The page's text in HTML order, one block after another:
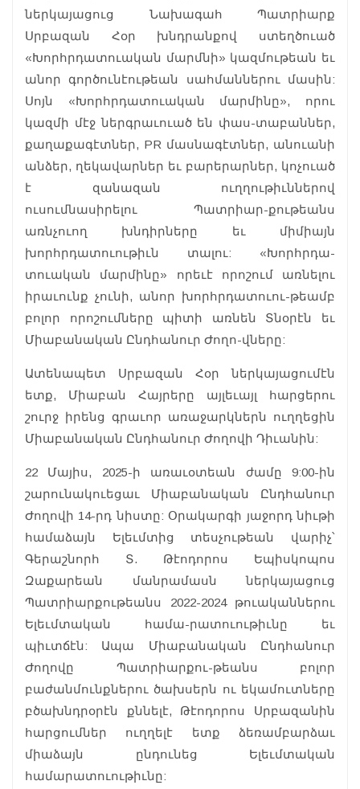
ներկայացուց Նախագահ Պատրիարք
Սրբազան Հօր խնդրանքով ստեղծուած
«Խորհրդատուական մարմնի» կազմութեան եւ
անոր գործունէութեան սահմաններու մասին:
Սոյն «Խորհրդատուական մարմինը», որու
կազմի մէջ ներգրաւուած են փաս-տաբաններ,
քաղաքագէտներ, PR մասնագէտներ, անուանի
անձեր, ղեկավարներ եւ բարերարներ, կոչուած
է զանազան ուղղութիւններով
ուսումնասիրելու Պատրիար-քութեանս
առնչուող խնդիրները եւ միմիայն
խորհրդատուութիւն տալու: «Խորհրդա-
տուական մարմինը» որեւէ որոշում առնելու
իրաւունք չունի, անոր խորհրդատուու-թեամբ
բոլոր որոշումները պիտի առնեն Տնօրէն եւ
Միաբանական Ընդհանուր Ժողո-վները:
Ատենապետ Սրբազան Հօր ներկայացումէն
ետք, Միաբան Հայրերը այլեւայլ հարցերու
շուրջ իրենց գրաւոր առաջարկներն ուղղեցին
Միաբանական Ընդհանուր Ժողովի Դիւանին:
22 Մայիս, 2025-ի առաւօտեան ժամը 9:00-ին
շարունակուեցաւ Միաբանական Ընդհանուր
Ժողովի 14-րդ նիստը: Օրակարգի յաջորդ նիւթի
համաձայն Ելեւմտից տեսչութեան վարիչ՝
Գերաշնորհ Տ. Թէոդորոս Եպիսկոպոս
Զաքարեան մանրամասն ներկայացուց
Պատրիարքութեանս 2022-2024 թուականներու
Ելեւմտական համա-րատուութիւնը եւ
պիւտճէն: Ապա Միաբանական Ընդհանուր
Ժողովը Պատրիարքու-թեանս բոլոր
բաժանմունքներու ծախսերն ու եկամուտները
բծախնդրօրէն քննելէ, Թէոդորոս Սրբազանին
հարցումներ ուղղելէ ետք ձեռամբարձաւ
միաձայն ընդունեց Ելեւմտական
համարատուութիւնը: